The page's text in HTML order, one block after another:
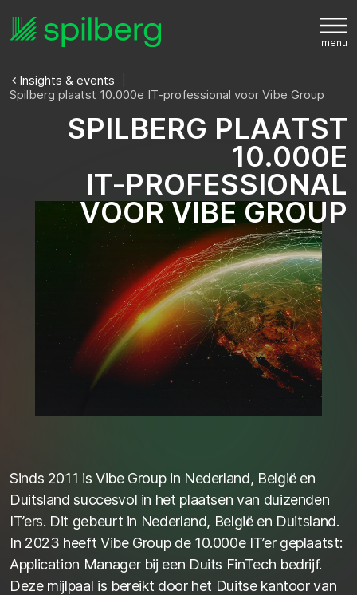
Insights & events
Spilberg plaatst 10.000e IT-professional voor Vibe Group
SPILBERG PLAATST
10.000E
IT-PROFESSIONAL
VOOR VIBE GROUP
Sinds 2011 is Vibe Group in Nederland, België en
Duitsland succesvol in het plaatsen van duizenden
IT’ers. Dit gebeurt in Nederland, België en Duitsland.
In 2023 heeft Vibe Group de 10.000e IT’er geplaatst:
Application Manager bij een Duits FinTech bedrijf.
Deze mijlpaal is bereikt door het Duitse kantoor van